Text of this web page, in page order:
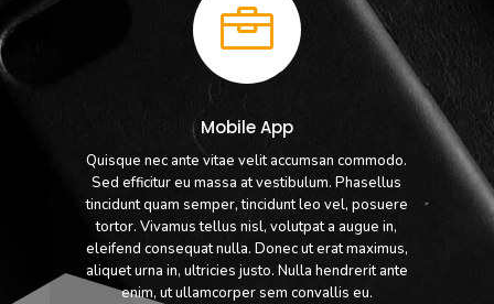

Mobile App
Quisque nec ante vitae velit accumsan commodo.
Sed efficitur eu massa at vestibulum. Phasellus
tincidunt quam semper, tincidunt leo vel, posuere
tortor. Vivamus tellus nisl, volutpat a augue in,
eleifend consequat nulla. Donec ut erat maximus,
aliquet urna in, ultricies justo. Nulla hendrerit ante
enim, ut ullamcorper sem convallis eu.